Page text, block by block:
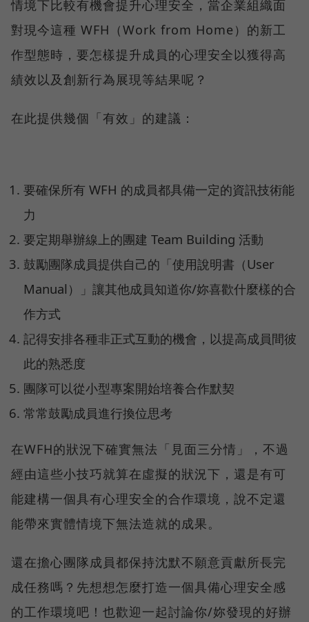
情境下比較有機會提升心理安全，當企業組織面
對現今這種 WFH（Work from Home）的新工
作型態時，要怎樣提升成員的心理安全以獲得高
績效以及創新行為展現等結果呢？
在此提供幾個「有效」的建議：
要確保所有 WFH 的成員都具備一定的資訊技術能
力
要定期舉辦線上的團建 Team Building 活動
鼓勵團隊成員提供自己的「使用說明書（User
Manual）」讓其他成員知道你/妳喜歡什麼樣的合
作方式
記得安排各種非正式互動的機會，以提高成員間彼
此的熟悉度
團隊可以從小型專案開始培養合作默契
常常鼓勵成員進行換位思考
在WFH的狀況下確實無法「見面三分情」，不過
經由這些小技巧就算在虛擬的狀況下，還是有可
能建構一個具有心理安全的合作環境，說不定還
能帶來實體情境下無法造就的成果。
還在擔心團隊成員都保持沈默不願意貢獻所長完
成任務嗎？先想想怎麼打造一個具備心理安全感
的工作環境吧！也歡迎一起討論你/妳發現的好辦